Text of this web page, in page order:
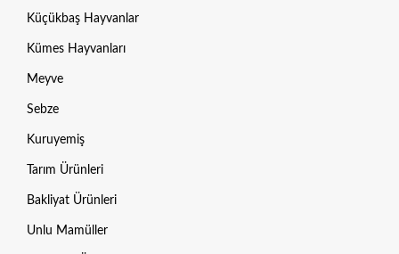
Küçükbaş Hayvanlar
Kümes Hayvanları
Meyve
Sebze
Kuruyemiş
Tarım Ürünleri
Bakliyat Ürünleri
Unlu Mamüller